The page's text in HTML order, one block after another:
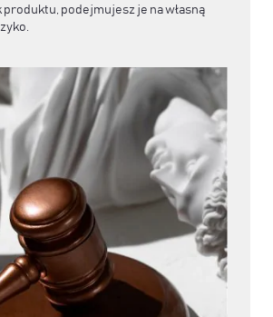
podejmujesz je na własną